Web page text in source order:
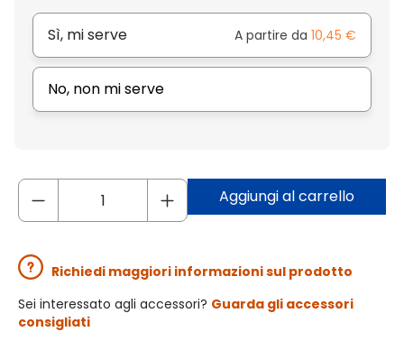
Sì, mi serve A partire da 10,45 €
No, non mi serve
Aggiungi al carrello
Richiedi maggiori informazioni sul prodotto
Sei interessato agli accessori? Guarda gli accessori
consigliati